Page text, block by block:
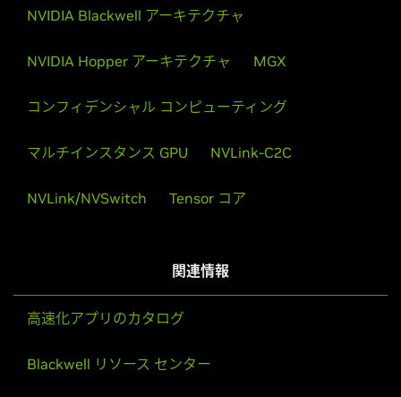
NVIDIA Blackwell アーキテクチャ
NVIDIA Hopper アーキテクチャ MGX
コンフィデンシャル コンピューティング
マルチインスタンス GPU NVLink-C2C
NVLink/NVSwitch Tensor コア
関連情報
高速化アプリのカタログ
Blackwell リソース センター